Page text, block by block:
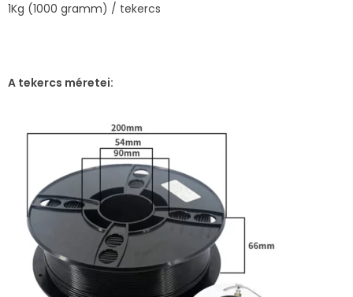
1Kg (1000 gramm) / tekercs
A tekercs méretei: